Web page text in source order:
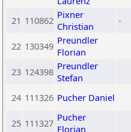
21 110862 Pixner
Christian
-
22 130349 Preundler
Florian
23 124398 Preundler
Stefan
24 111326 Pucher Daniel
25 111327 Pucher
Florian